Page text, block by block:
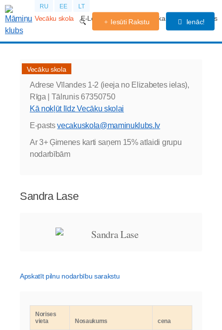
RU EE LT
Vecāku skola E-Lekcijas Grūtniecības kalendārs Forums
Iesūti Rakstu Ienāc!
Vecāku skola
Adrese Vīlandes 1-2 (ieeja no Elizabetes ielas),
Rīga | Tālrunis67350750
Kā nokļūt līdz Vecāku skolai
E-pasts vecakuskola@maminuklubs.lv
Ar 3+ Ģimenes karti saņem 15% atlaidi grupu
nodarbībām
Sandra Lase
Apskatīt pilnu nodarbību sarakstu
Norises
vieta
Nosaukums cena